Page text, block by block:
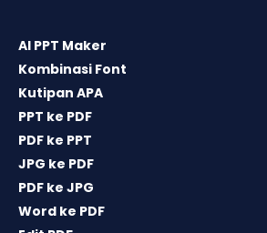
AI PPT Maker
Kombinasi Font
Kutipan APA
PPT ke PDF
PDF ke PPT
JPG ke PDF
PDF ke JPG
Word ke PDF